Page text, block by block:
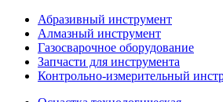
Абразивный инструмент
Алмазный инструмент
Газосварочное оборудование
Запчасти для инструмента
Контрольно-измерительный